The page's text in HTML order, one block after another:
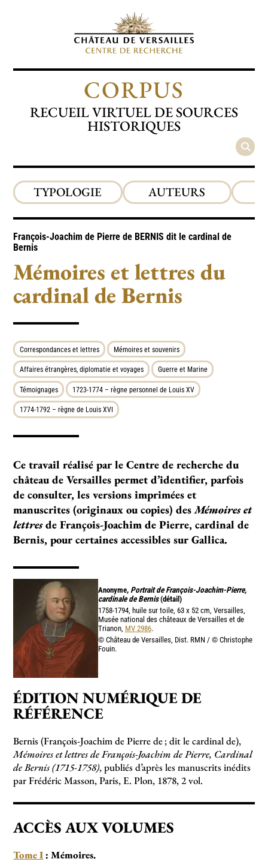
CORPUS
RECUEIL VIRTUEL DE SOURCES
HISTORIQUES
TYPOLOGIE AUTEURS
François-Joachim de Pierre de BERNIS dit le cardinal de
Bernis
Mémoires et lettres du
cardinal de Bernis
Correspondances et lettres Mémoires et souvenirs
Affaires étrangères, diplomatie et voyages Guerre et Marine
Témoignages 1723-1774 – règne personnel de Louis XV
1774-1792 – règne de Louis XVI
Ce travail réalisé par le Centre de recherche du
château de Versailles permet d’identifier, parfois
de consulter, les versions imprimées et
manuscrites (originaux ou copies) desMémoires et
lettresde François-Joachim de Pierre, cardinal de
Bernis, pour certaines accessibles sur Gallica.
Anonyme, Portrait de François-Joachim-Pierre,
cardinale de Bernis(détail)
1758-1794, huile sur toile, 63 x 52 cm, Versailles,
Musée national des châteaux de Versailles et de
Trianon, MV 2986.
© Château de Versailles, Dist. RMN / © Christophe
Fouin.
ÉDITION NUMÉRIQUE DE
RÉFÉRENCE
Bernis (François-Joachim de Pierre de; dit le cardinal de),
Mémoires et lettres de François-Joachim de Pierre, Cardinal
de Bernis (1715-1758), publiés d’après les manuscrits inédits
par Frédéric Masson, Paris, E. Plon, 1878, 2 vol.
ACCÈS AUX VOLUMES
Tome I: Mémoires.